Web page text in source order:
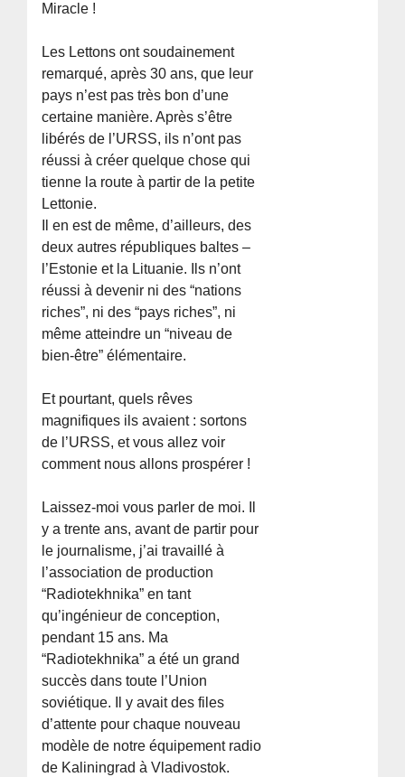
Miracle !
Les Lettons ont soudainement
remarqué, après 30 ans, que leur
pays n’est pas très bon d’une
certaine manière. Après s’être
libérés de l’URSS, ils n’ont pas
réussi à créer quelque chose qui
tienne la route à partir de la petite
Lettonie.
Il en est de même, d’ailleurs, des
deux autres républiques baltes –
l’Estonie et la Lituanie. Ils n’ont
réussi à devenir ni des “nations
riches”, ni des “pays riches”, ni
même atteindre un “niveau de
bien-être” élémentaire.
Et pourtant, quels rêves
magnifiques ils avaient : sortons
de l’URSS, et vous allez voir
comment nous allons prospérer !
Laissez-moi vous parler de moi. Il
y a trente ans, avant de partir pour
le journalisme, j’ai travaillé à
l’association de production
“Radiotekhnika” en tant
qu’ingénieur de conception,
pendant 15 ans. Ma
“Radiotekhnika” a été un grand
succès dans toute l’Union
soviétique. Il y avait des files
d’attente pour chaque nouveau
modèle de notre équipement radio
de Kaliningrad à Vladivostok.